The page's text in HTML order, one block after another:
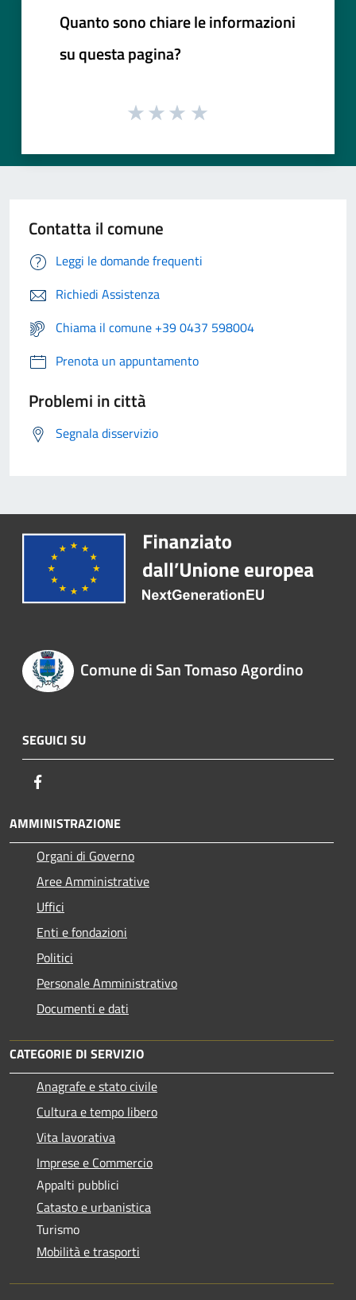
Quanto sono chiare le informazioni
su questa pagina?
Contatta il comune
Leggi le domande frequenti
Richiedi Assistenza
Chiama il comune +39 0437 598004
Prenota un appuntamento
Problemi in città
Segnala disservizio
Comune di San Tomaso Agordino
SEGUICI SU
AMMINISTRAZIONE
Organi di Governo
Aree Amministrative
Uffici
Enti e fondazioni
Politici
Personale Amministrativo
Documenti e dati
CATEGORIE DI SERVIZIO
Anagrafe e stato civile
Cultura e tempo libero
Vita lavorativa
Imprese e Commercio
Appalti pubblici
Catasto e urbanistica
Turismo
Mobilità e trasporti